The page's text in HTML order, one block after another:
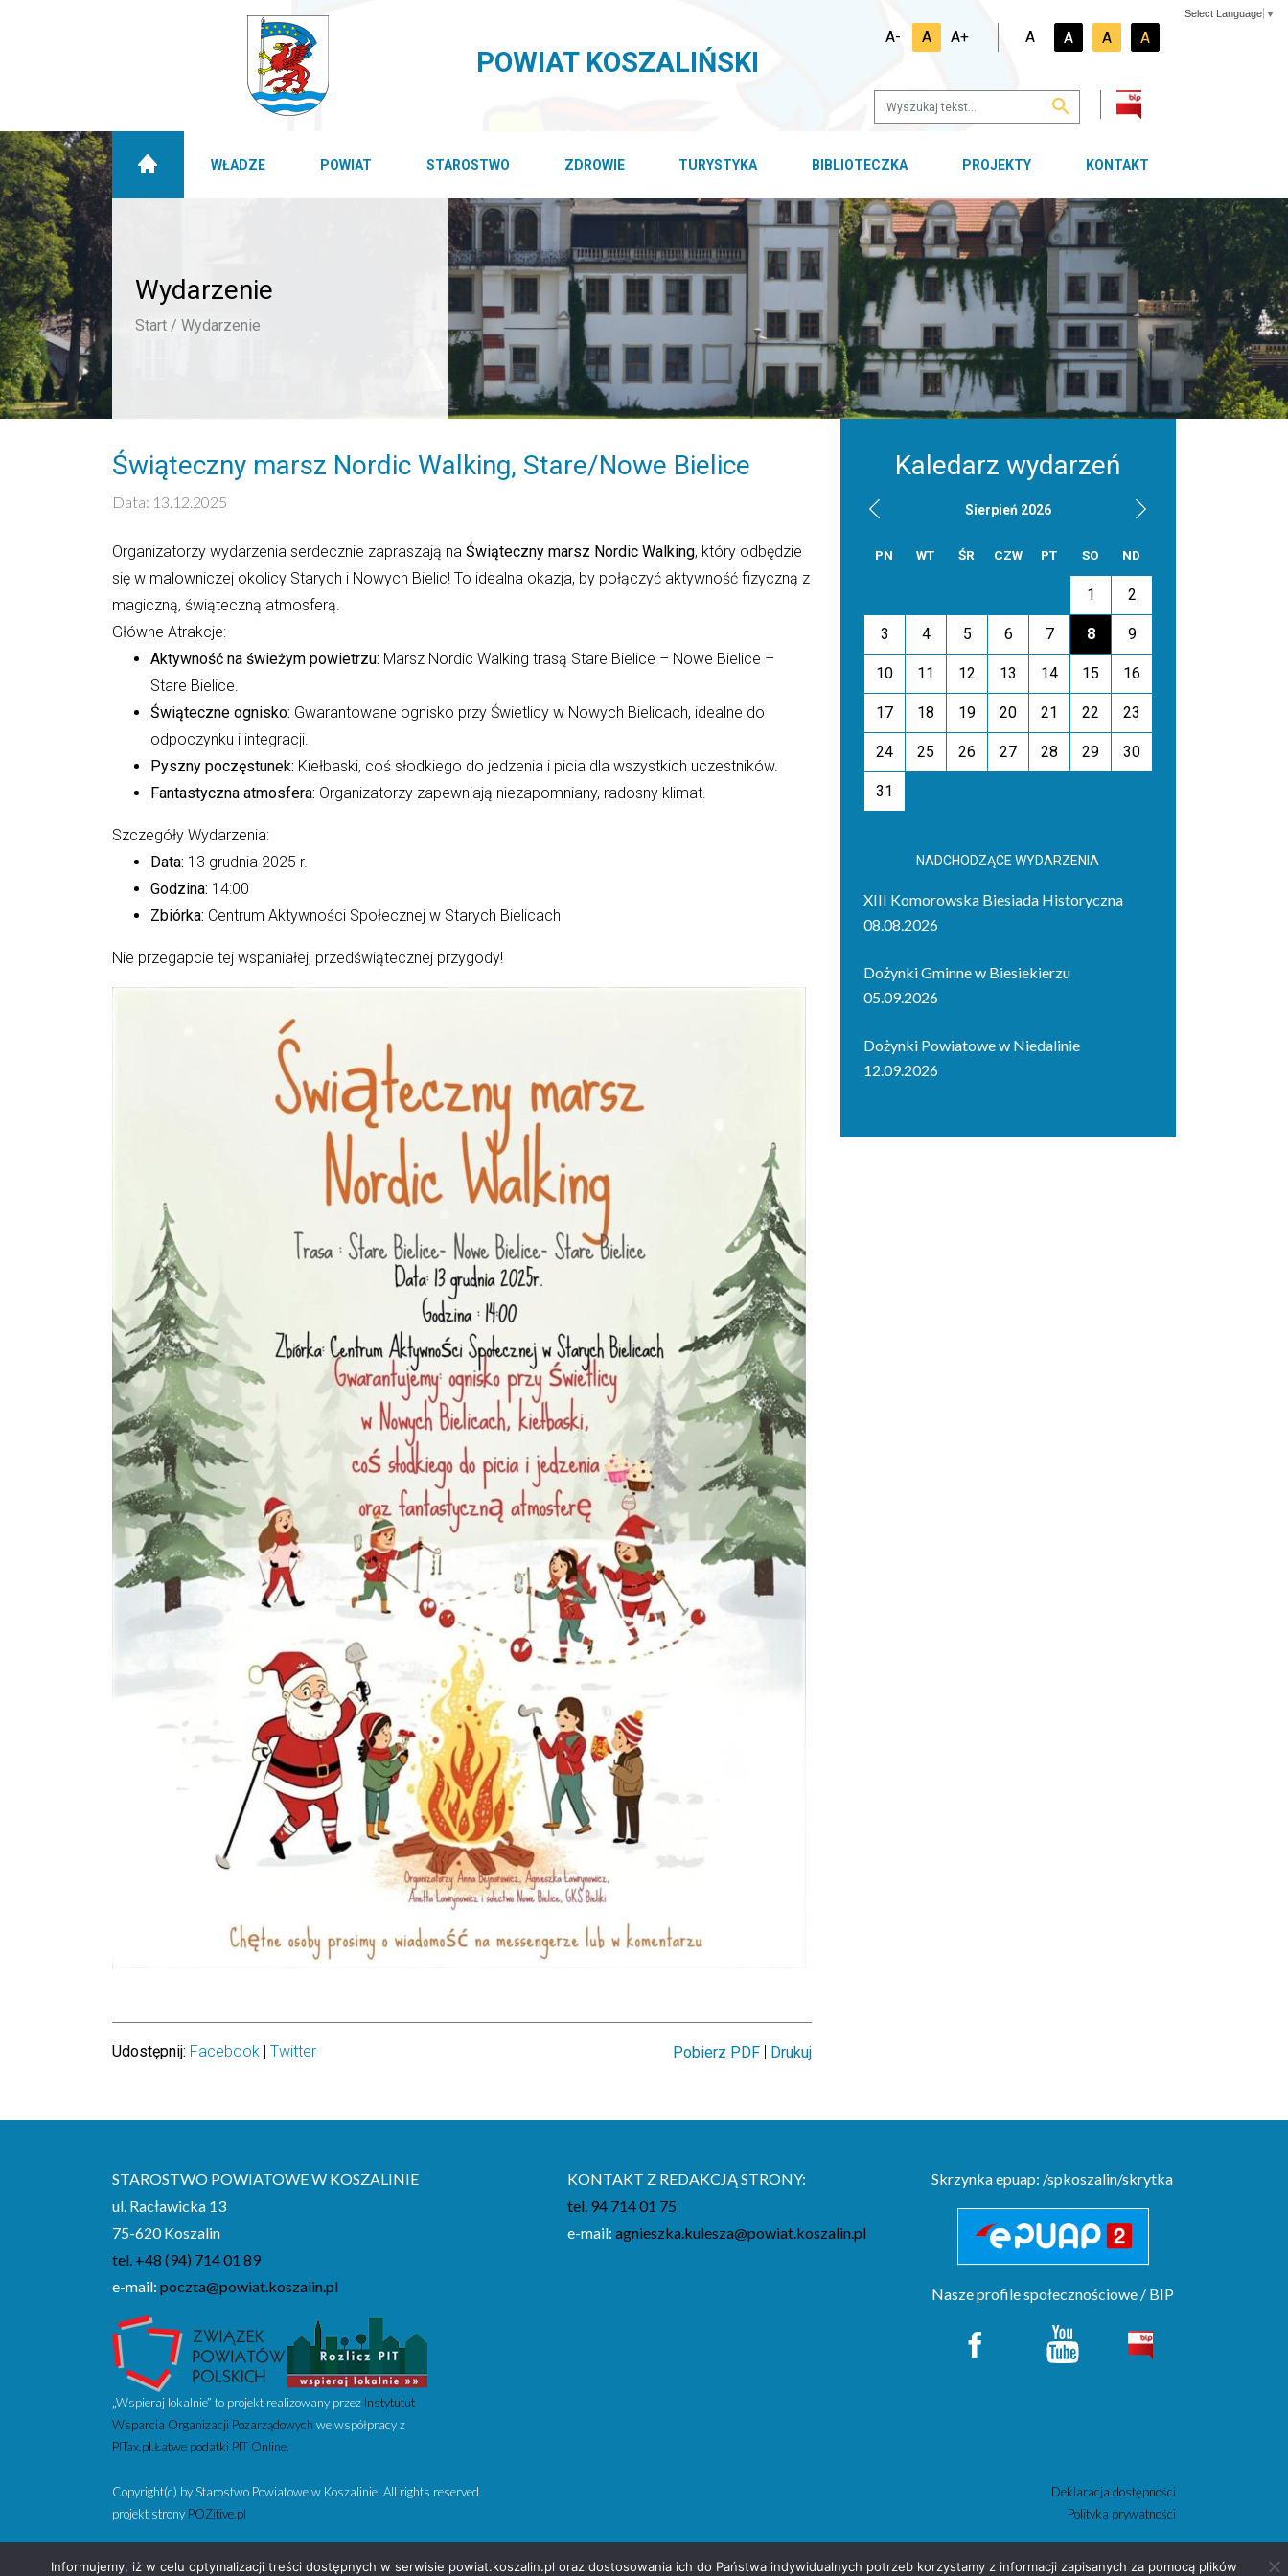
Select Language ▼
POWIAT KOSZALIŃSKI
A- A A+ A A A A
WŁADZE POWIAT STAROSTWO ZDROWIE TURYSTYKA BIBLIOTECZKA PROJEKTY KONTAKT
Wydarzenie
Start / Wydarzenie
Świąteczny marsz Nordic Walking, Stare/Nowe Bielice
Data: 13.12.2025
Organizatorzy wydarzenia serdecznie zapraszają na Świąteczny marsz Nordic Walking, który odbędzie
się w malowniczej okolicy Starych i Nowych Bielic! To idealna okazja, by połączyć aktywność fizyczną z
magiczną, świąteczną atmosferą.
Główne Atrakcje:
Aktywność na świeżym powietrzu: Marsz Nordic Walking trasą Stare Bielice – Nowe Bielice –
Stare Bielice.
Świąteczne ognisko: Gwarantowane ognisko przy Świetlicy w Nowych Bielicach, idealne do
odpoczynku i integracji.
Pyszny poczęstunek: Kiełbaski, coś słodkiego do jedzenia i picia dla wszystkich uczestników.
Fantastyczna atmosfera: Organizatorzy zapewniają niezapomniany, radosny klimat.
Szczegóły Wydarzenia:
Data: 13 grudnia 2025 r.
Godzina: 14:00
Zbiórka: Centrum Aktywności Społecznej w Starych Bielicach
Nie przegapcie tej wspaniałej, przedświątecznej przygody!
Udostępnij: Facebook | Twitter Pobierz PDF | Drukuj
Kaledarz wydarzeń
Sierpień 2026
PN WT ŚR CZW PT SO ND
1 2
3 4 5 6 7 8 9
10 11 12 13 14 15 16
17 18 19 20 21 22 23
24 25 26 27 28 29 30
31
NADCHODZĄCE WYDARZENIA
XIII Komorowska Biesiada Historyczna
08.08.2026
Dożynki Gminne w Biesiekierzu
05.09.2026
Dożynki Powiatowe w Niedalinie
12.09.2026
STAROSTWO POWIATOWE W KOSZALINIE
ul. Racławicka 13
75-620 Koszalin
tel. +48 (94) 714 01 89
e-mail: poczta@powiat.koszalin.pl
„Wspieraj lokalnie” to projekt realizowany przez Instytutut
Wsparcia Organizacji Pozarządowych we współpracy z
PITax.pl.Łatwe podatki PIT Online.
KONTAKT Z REDAKCJĄ STRONY:
tel. 94 714 01 75
e-mail: agnieszka.kulesza@powiat.koszalin.pl
Skrzynka epuap: /spkoszalin/skrytka
Nasze profile społecznościowe / BIP
Copyright(c) by Starostwo Powiatowe w Koszalinie. All rights reserved.
projekt strony POZitive.pl
Deklaracja dostępności
Polityka prywatności
Informujemy, iż w celu optymalizacji treści dostępnych w serwisie powiat.koszalin.pl oraz dostosowania ich do Państwa indywidualnych potrzeb korzystamy z informacji zapisanych za pomocą plików